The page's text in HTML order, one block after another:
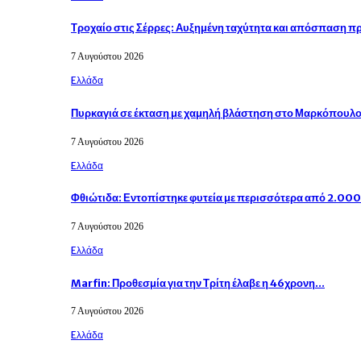
Τροχαίο στις Σέρρες: Αυξημένη ταχύτητα και απόσπαση
7 Αυγούστου 2026
Eλλάδα
Πυρκαγιά σε έκταση με χαμηλή βλάστηση στο
7 Αυγούστου 2026
Eλλάδα
Φθιώτιδα: Εντοπίστηκε φυτεία με περισσότερα από
7 Αυγούστου 2026
Eλλάδα
Marfin: Προθεσμία για την Τρίτη έλαβε η 46χρονη…
7 Αυγούστου 2026
Eλλάδα